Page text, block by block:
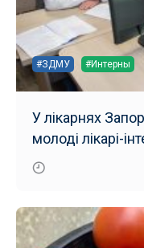
#ЗДМУ #Интерны
У лікарнях
молоді лікарі-